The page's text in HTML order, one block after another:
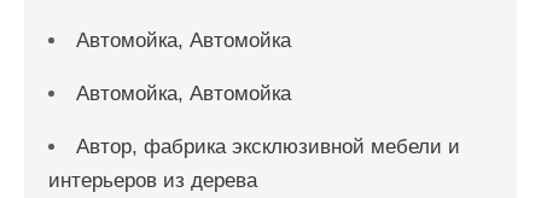
Автомойка, Автомойка
Автомойка, Автомойка
Автор, фабрика эксклюзивной мебели и
интерьеров из дерева